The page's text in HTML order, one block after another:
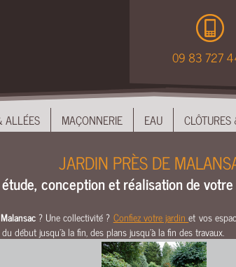
09 83 727
ALLÉES MAÇONNERIE EAU
JARDIN PRÈS DE
conception et réalisation de
? Une collectivité ? Confiez votre jardinet vos
début jusqu’à la fin, des plans jusqu’à la fin des travaux.